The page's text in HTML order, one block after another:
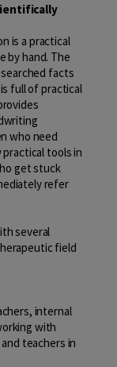
is a practical
by hand. The
facts
full of practical
who need
tools in
get stuck
refer
several
field
internal
with
teachers in